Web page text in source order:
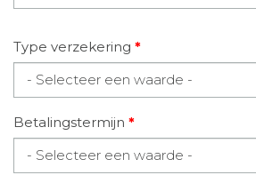
Type verzekering *
Betalingstermijn *